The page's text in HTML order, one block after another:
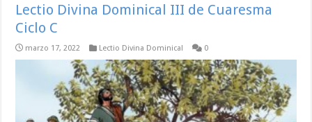
Lectio Divina Dominical III de Cuaresma
Ciclo C
marzo 17, 2022 Lectio Divina Dominical 0